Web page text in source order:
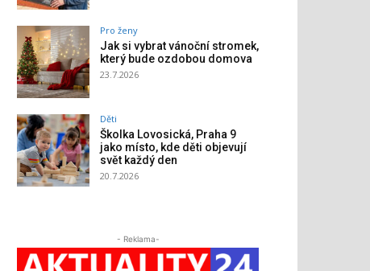
Pro ženy
Jak si vybrat vánoční stromek,
který bude ozdobou domova
23.7.2026
Děti
Školka Lovosická, Praha 9
jako místo, kde děti objevují
svět každý den
20.7.2026
- Reklama-